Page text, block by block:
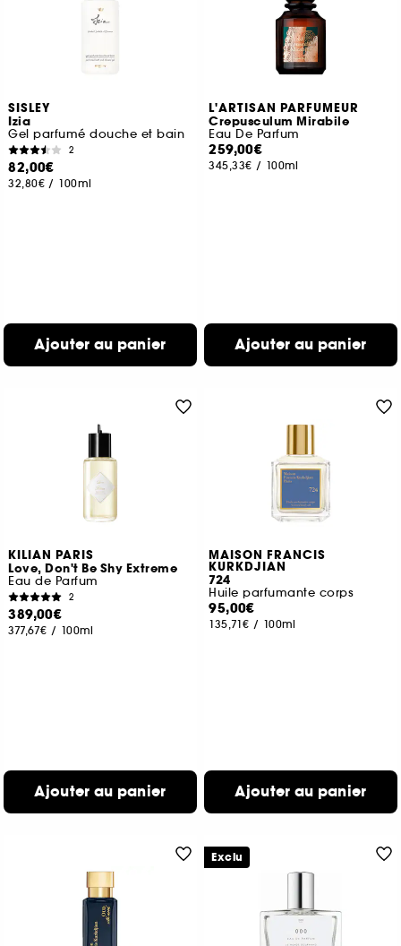
SISLEY
Izia
Gel parfumé douche et bain
2
82,00€
32,80€ / 100ml
Ajouter au panier
L'ARTISAN PARFUMEUR
Crepusculum Mirabile
Eau De Parfum
259,00€
345,33€ / 100ml
Ajouter au panier
KILIAN PARIS
Love, Don't Be Shy Extreme
Eau de Parfum
2
389,00€
377,67€ / 100ml
Ajouter au panier
MAISON FRANCIS
KURKDJIAN
724
Huile parfumante corps
95,00€
135,71€ / 100ml
Ajouter au panier
Exclu